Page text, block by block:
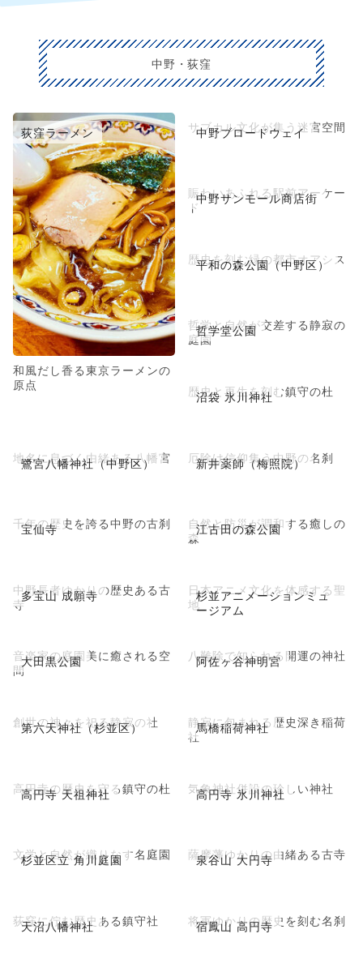
中野・荻窪
荻窪ラーメン
和風だし香る東京ラーメンの
原点
中野ブロードウェイ
サブカル文化が集う迷宮空間
中野サンモール商店街
賑わいあふれる駅前アーケー
ド
平和の森公園（中野区）
歴史を刻む緑の都市オアシス
哲学堂公園
哲学と自然が交差する静寂の
庭園
沼袋 氷川神社
歴史と再生を刻む鎮守の杜
鷺宮八幡神社（中野区）
地名に息づく由緒ある八幡宮 新井薬師（梅照院）
厄除け信仰集う中野の名刹
宝仙寺
千年の歴史を誇る中野の古刹 江古田の森公園
自然と防災が調和する癒しの
森
多宝山 成願寺
中野長者ゆかりの歴史ある古
寺
杉並アニメーションミュ
ージアム
日本アニメ文化を体感する聖
地
大田黒公園
音楽家の庭園美に癒される空
間
阿佐ヶ谷神明宮
八難除で知られる開運の神社
第六天神社（杉並区）
創世の神々を祀る静寂の社 馬橋稲荷神社
静寂に包まれる歴史深き稲荷
社
高円寺 天祖神社
高円寺の歴史を守る鎮守の杜 高円寺 氷川神社
気象神社併設の珍しい神社
杉並区立 角川庭園
文学と自然が織りなす名庭園 泉谷山 大円寺
薩摩藩ゆかりの由緒ある古寺
天沼八幡神社
荻窪に佇む歴史ある鎮守社 宿鳳山 高円寺
将軍ゆかりの歴史を刻む名刹